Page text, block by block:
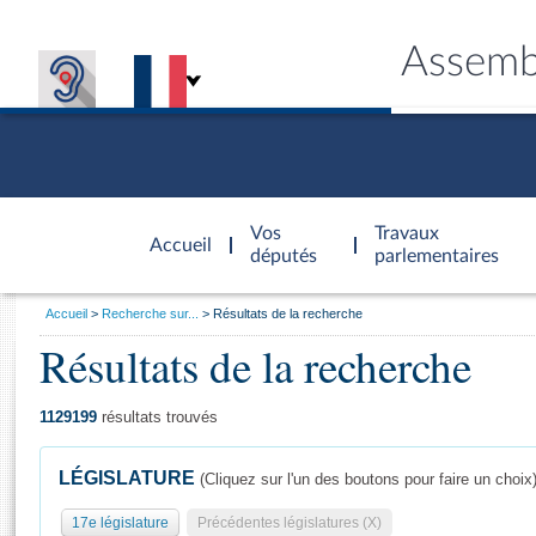
Accueil
d'accueil
Vos
députés
Travaux
parlementaires
Général
Vous
Accueil Recherche sur... Résultats de la recherche
Résultats de la recherche
1129199 résultats trouvés
LÉGISLATURE (Cliquez sur l'un des boutons pour faire un choix)
17e législature Précédentes législatures (X)